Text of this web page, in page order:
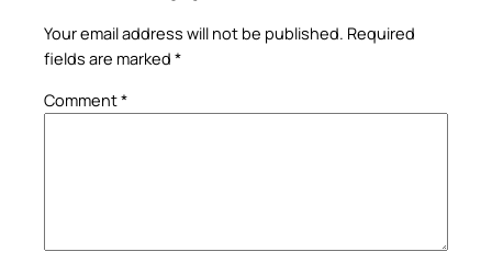
Your email address will not be published. Required
fields are marked *
Comment*